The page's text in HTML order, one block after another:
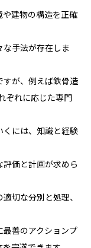
建物の構造を正確
手法が存在しま
が、例えば鉄骨造
ぞれに応じた専門
くには、知識と経験
価と計画が求めら
切な分別と処理、
善のアクションプ